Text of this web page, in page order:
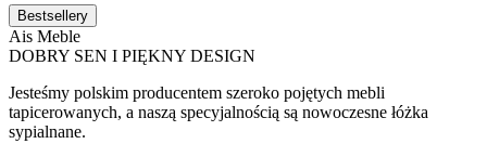
Bestsellery
Ais Meble
DOBRY SEN I PIĘKNY DESIGN
Jesteśmy polskim producentem szeroko pojętych mebli
tapicerowanych, a naszą specyjalnością są nowoczesne łóżka
sypialnane.